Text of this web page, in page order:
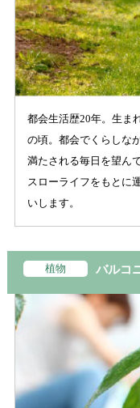
都会生活歴20年。生ま
の頃。都会でくらしな
満たされる毎日を望ん
スローライフをもとに
いします。
植物 バルコ